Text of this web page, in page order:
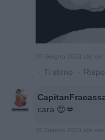
20 Giugno 2023 alle
· Ti stimo ·
cara 😍💋
20 Giugno 2023 alle ore